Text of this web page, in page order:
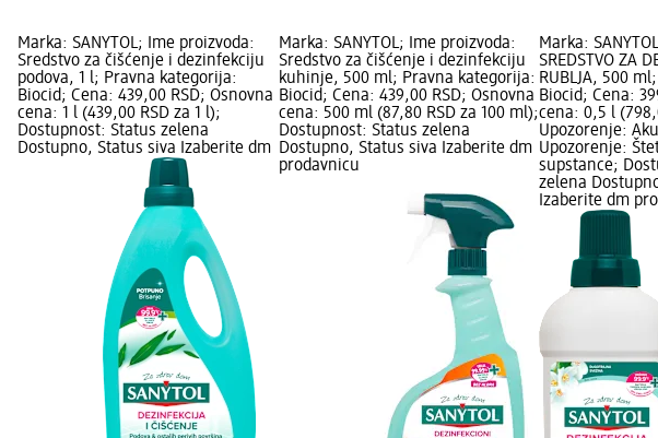
Marka: SANYTOL; Ime proizvoda:
Sredstvo za čišćenje i dezinfekciju
podova, 1 l; Pravna kategorija:
Biocid; Cena: 439,00 RSD; Osnovna
cena: 1 l (439,00 RSD za 1 l);
Dostupnost: Status zelena
Dostupno, Status siva Izaberite dm
Marka: SANYTOL; Ime proizvoda:
Sredstvo za čišćenje i dezinfekciju
kuhinje, 500 ml; Pravna kategorija:
Biocid; Cena: 439,00 RSD; Osnovna
cena: 500 ml (87,80 RSD za 100 ml);
Dostupnost: Status zelena
Dostupno, Status siva Izaberite dm
prodavnicu
Marka:
SREDSTVO ZA
RUBLJA, 500
Biocid; Cena:
cena: 0,5 l
Upozorenje:
Upozorenje:
supstance;
zelena
Izaberite dm